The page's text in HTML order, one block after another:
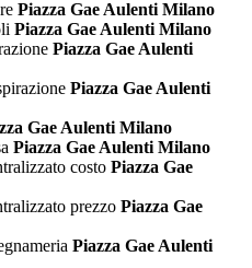
Piazza Gae Aulenti Milano
Piazza Gae Aulenti Milano
Piazza Gae Aulenti
Piazza Gae Aulenti
Gae Aulenti Milano
Piazza Gae Aulenti Milano
costo Piazza Gae
prezzo Piazza Gae
Piazza Gae Aulenti